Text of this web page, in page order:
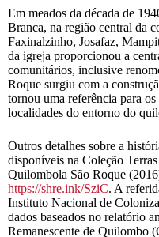
Em meados da década de
Branca, na região central da
Faxinalzinho, Josafaz,
da igreja proporcionou a
comunitários, inclusive
Roque surgiu com a
tornou uma referência para os
localidades do entorno do
Outros detalhes sobre a
disponíveis na Coleção
Quilombola São Roque
https://shre.ink/SziC. A
Instituto Nacional de
dados baseados no relatório
Remanescente de Quilombo